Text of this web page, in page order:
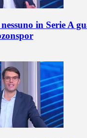
in Serie A